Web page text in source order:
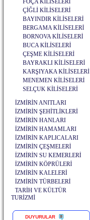
FOÇA KİLİSELERİ
ÇİĞLİ KİLİSELERİ
BAYINDIR KİLİSELERİ
BERGAMA KİLİSELERİ
BORNOVA KİLİSELERİ
BUCA KİLİSELERİ
ÇEŞME KİLİSELERİ
BAYRAKLI KİLİSELERİ
KARŞIYAKA KİLİSELERİ
MENEMEN KİLİSELERİ
SELÇUK KİLİSELERİ
İZMİRİN ANITLARI
İZMİRİN ŞEHİTLİKLERİ
İZMİRİN HANLARI
İZMİRİN HAMAMLARI
İZMİRİN KAPLICALARI
İZMİRİN ÇEŞMELERİ
İZMİRİN SU KEMERLERİ
İZMİRİN KÖPRÜLERİ
İZMİRİN KALELERİ
İZMİRİN TÜRBELERİ
TARİH VE KÜLTÜR
TURİZMİ
DUYURULAR